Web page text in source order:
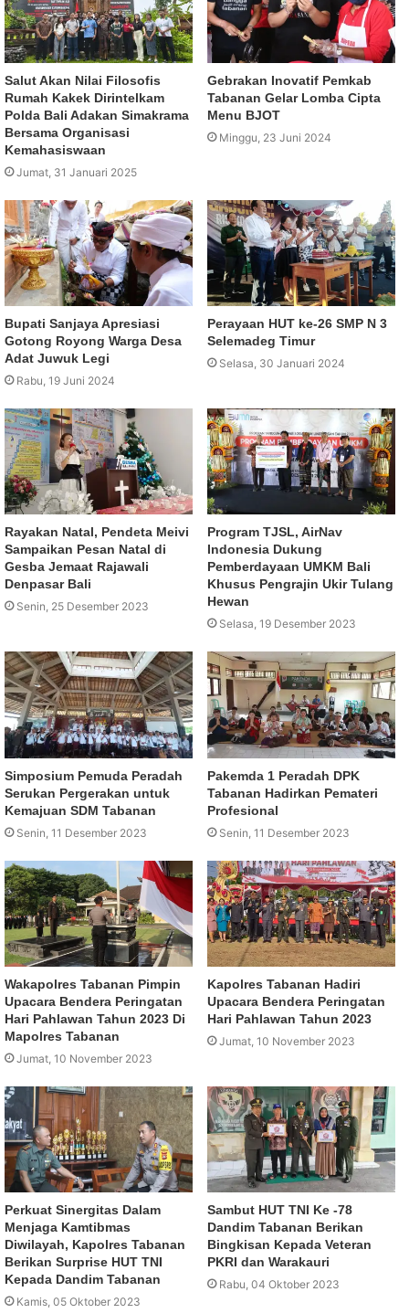
Salut Akan Nilai Filosofis
Rumah Kakek Dirintelkam
Polda Bali Adakan Simakrama
Bersama Organisasi
Kemahasiswaan
Jumat, 31 Januari 2025
Gebrakan Inovatif Pemkab
Tabanan Gelar Lomba Cipta
Menu BJOT
Minggu, 23 Juni 2024
Bupati Sanjaya Apresiasi
Gotong Royong Warga Desa
Adat Juwuk Legi
Rabu, 19 Juni 2024
Perayaan HUT ke-26 SMP N 3
Selemadeg Timur
Selasa, 30 Januari 2024
Rayakan Natal, Pendeta Meivi
Sampaikan Pesan Natal di
Gesba Jemaat Rajawali
Denpasar Bali
Senin, 25 Desember 2023
Program TJSL, AirNav
Indonesia Dukung
Pemberdayaan UMKM Bali
Khusus Pengrajin Ukir Tulang
Hewan
Selasa, 19 Desember 2023
Simposium Pemuda Peradah
Serukan Pergerakan untuk
Kemajuan SDM Tabanan
Senin, 11 Desember 2023
Pakemda 1 Peradah DPK
Tabanan Hadirkan Pemateri
Profesional
Senin, 11 Desember 2023
Wakapolres Tabanan Pimpin
Upacara Bendera Peringatan
Hari Pahlawan Tahun 2023 Di
Mapolres Tabanan
Jumat, 10 November 2023
Kapolres Tabanan Hadiri
Upacara Bendera Peringatan
Hari Pahlawan Tahun 2023
Jumat, 10 November 2023
Perkuat Sinergitas Dalam
Menjaga Kamtibmas
Diwilayah, Kapolres Tabanan
Berikan Surprise HUT TNI
Kepada Dandim Tabanan
Kamis, 05 Oktober 2023
Sambut HUT TNI Ke -78
Dandim Tabanan Berikan
Bingkisan Kepada Veteran
PKRI dan Warakauri
Rabu, 04 Oktober 2023